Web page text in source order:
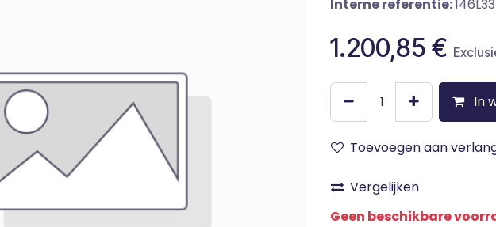
Interne referentie:
1.200,85 €
In
Toevoegen aan
Vergelijken
Geen beschikbare